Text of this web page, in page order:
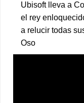
Ubisoft lleva a
el rey
a relucir todas
Oso